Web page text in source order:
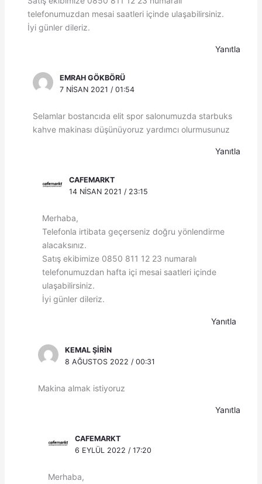
telefonumuzdan mesai saatleri içinde ulaşabilirsiniz.
İyi günler dileriz.
Yanıtla
EMRAH GÖKBÖRÜ
7 NISAN 2021 / 01:54
Selamlar bostancıda elit spor salonumuzda starbuks
kahve makinası düşünüyoruz yardımcı olurmusunuz
Yanıtla
CAFEMARKT
14 NISAN 2021 / 23:15
Merhaba,
Telefonla irtibata geçerseniz doğru yönlendirme
alacaksınız.
Satış ekibimize 0850 811 12 23 numaralı
telefonumuzdan hafta içi mesai saatleri içinde
ulaşabilirsiniz.
İyi günler dileriz.
Yanıtla
KEMAL ŞIRIN
8 AĞUSTOS 2022 / 00:31
Makina almak istiyoruz
Yanıtla
CAFEMARKT
6 EYLÜL 2022 / 17:20
Merhaba,